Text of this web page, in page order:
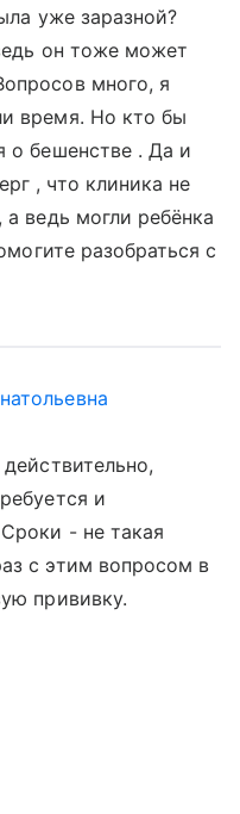
уже заразной?
он тоже может
много, я
время. Но кто бы
о бешенстве . Да и
, что клиника не
ведь могли ребёнка
разобраться с
и
- не такая
с этим вопросом в
прививку.